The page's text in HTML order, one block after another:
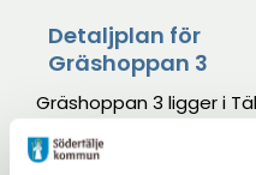
Detaljplan för
Gräshoppan 3
Gräshoppan 3 ligger i
området vilket är en
utvecklingen av